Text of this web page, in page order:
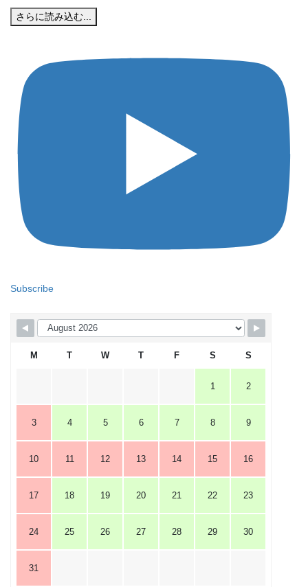
さらに読み込む...
Subscribe
M T W T F S S
1 2
3 4 5 6 7 8 9
10 11 12 13 14 15 16
17 18 19 20 21 22 23
24 25 26 27 28 29 30
31